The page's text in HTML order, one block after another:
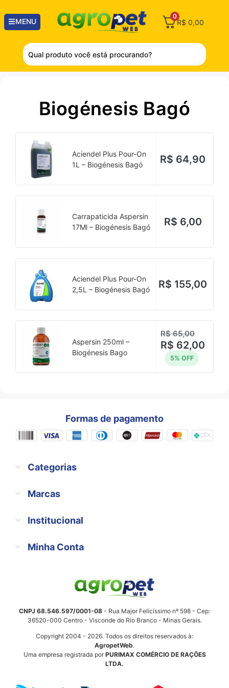
MENU
0
R$ 0,00
Biogénesis Bagó
Aciendel Plus Pour-On
1L – Biogénesis Bagó
R$ 64,90
Carrapaticida Aspersin
17Ml – Biogénesis Bagó
R$ 6,00
Aciendel Plus Pour-On
2,5L – Biogénesis Bagó
R$ 155,00
Aspersin 250ml –
Biogénesis Bago
R$65,00
R$ 62,00
5% OFF
Formas de pagamento
Categorias
Marcas
Institucional
Minha Conta
CNPJ 68.546.597/0001-08 - Rua Major Felicíssimo nº 598 - Cep:
36520-000 Centro - Visconde do Rio Branco - Minas Gerais.
Copyright 2004 - 2026. Todos os direitos reservados à:
AgropetWeb.
Uma empresa registrada porPURIMAX COMÉRCIO DE RAÇÕES
LTDA.